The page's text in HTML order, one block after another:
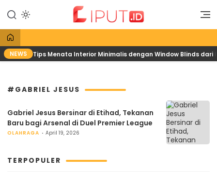
konten
Liput
Liputan Digital
NEWS Tips Menata Interior Minimalis dengan Window Blinds dari
#GABRIEL JESUS
Gabriel Jesus Bersinar di Etihad, Tekanan
Baru bagi Arsenal di Duel Premier League
OLAHRAGA April 19, 2026
TERPOPULER